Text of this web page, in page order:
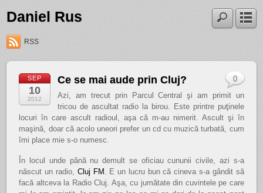
Daniel Rus
RSS
SEP
10
2012
Ce se mai aude prin Cluj?
Azi, am trecut prin Parcul Central şi am primit un
tricou de ascultat radio la birou. Este printre puţinele
locuri în care ascult radioul, aşa că m-au nimerit. Ascult şi în
maşină, doar că acolo uneori prefer un cd cu muzică turbată, cum
îmi place mie s-o numesc.
În locul unde până nu demult se oficiau cununii civile, azi s-a
născut un radio, Cluj FM
. E un lucru bun că cineva s-a gândit să
facă altceva la Radio Cluj. Aşa, cu jumătate din cuvintele pe care
0